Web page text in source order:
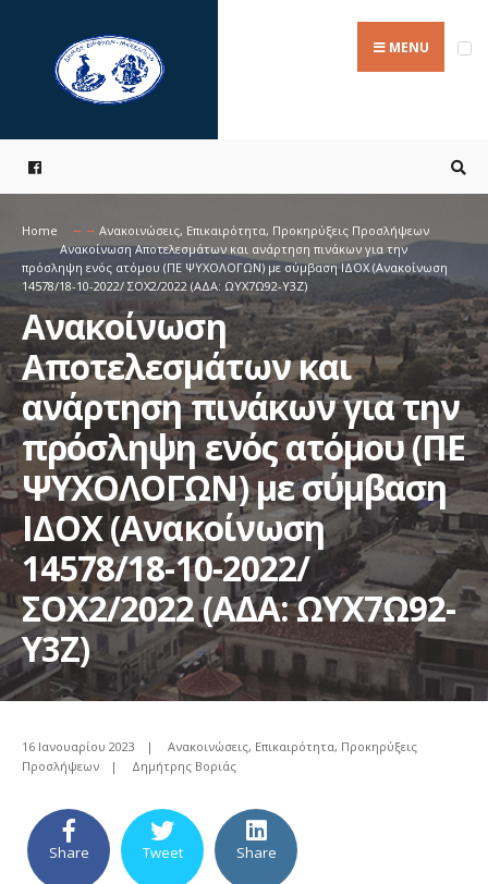
content
MENU
Home Ανακοινώσεις, Επικαιρότητα, Προκηρύξεις Προσλήψεων
Ανακοίνωση Αποτελεσμάτων και ανάρτηση πινάκων για την
πρόσληψη ενός ατόμου (ΠΕ ΨΥΧΟΛΟΓΩΝ) με σύμβαση ΙΔΟΧ (Ανακοίνωση
14578/18-10-2022/ ΣΟΧ2/2022 (ΑΔΑ: ΩΥΧ7Ω92-Υ3Ζ)
Ανακοίνωση
Αποτελεσμάτων και
ανάρτηση πινάκων για την
πρόσληψη ενός ατόμου (ΠΕ
ΨΥΧΟΛΟΓΩΝ) με σύμβαση
ΙΔΟΧ (Ανακοίνωση
14578/18-10-2022/
ΣΟΧ2/2022 (ΑΔΑ: ΩΥΧ7Ω92-
Υ3Ζ)
16 Ιανουαρίου 2023 | Ανακοινώσεις, Επικαιρότητα, Προκηρύξεις
Προσλήψεων
| Δημήτρης Βοριάς
Share Tweet Share
for: